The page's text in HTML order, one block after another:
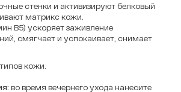
стенки и активизируют белковый
матрикс кожи.
B5) ускоряет заживление
смягчает и успокаивает, снимает
кожи.
во время вечернего ухода нанесите